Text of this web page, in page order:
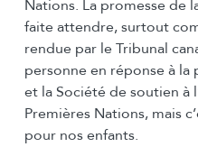
Nations. La promesse de
faite attendre, surtout
rendue par le Tribunal
personne en réponse à la
et la Société de soutien à
Premières Nations, mais
pour nos enfants.